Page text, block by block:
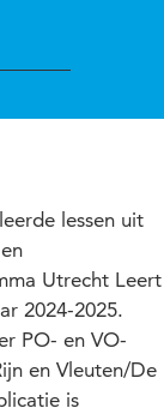
lessen uit
Utrecht Leert
2024-2025.
PO- en VO-
en Vleuten/De
is